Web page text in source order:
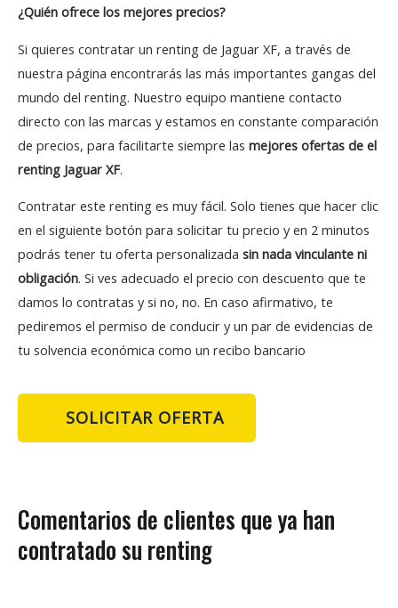
¿Quién ofrece los mejores precios?
Si quieres contratar un renting de Jaguar XF, a través de
nuestra página encontrarás las más importantes gangas del
mundo del renting. Nuestro equipo mantiene contacto
directo con las marcas y estamos en constante comparación
de precios, para facilitarte siempre las mejores ofertas de el
renting Jaguar XF.
Contratar este renting es muy fácil. Solo tienes que hacer clic
en el siguiente botón para solicitar tu precio y en 2 minutos
podrás tener tu oferta personalizada sin nada vinculante ni
obligación. Si ves adecuado el precio con descuento que te
damos lo contratas y si no, no. En caso afirmativo, te
pediremos el permiso de conducir y un par de evidencias de
tu solvencia económica como un recibo bancario
SOLICITAR OFERTA
Comentarios de clientes que ya han
contratado su renting